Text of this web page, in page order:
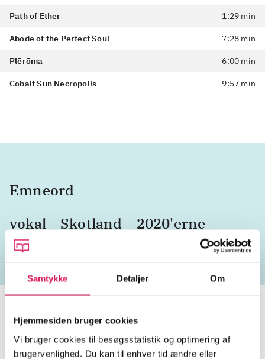
Samtykke Detaljer Om
Hjemmesiden bruger cookies
Vi bruger cookies til besøgsstatistik og optimering af
brugervenlighed. Du kan til enhver tid ændre eller
Path of Ether 1:29 min
Abode of the Perfect Soul 7:28 min
Plērōma 6:00 min
Cobalt Sun Necropolis 9:57 min
Emneord
vokal
Skotland 2020'erne
Tidsskrift